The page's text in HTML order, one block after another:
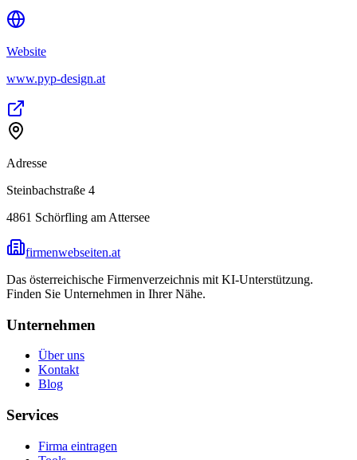
Website
www.pyp-design.at
Adresse
Steinbachstraße 4
4861 Schörfling am Attersee
firmenwebseiten.at
Das österreichische Firmenverzeichnis mit KI-Unterstützung.
Finden Sie Unternehmen in Ihrer Nähe.
Unternehmen
Über uns
Kontakt
Blog
Services
Firma eintragen